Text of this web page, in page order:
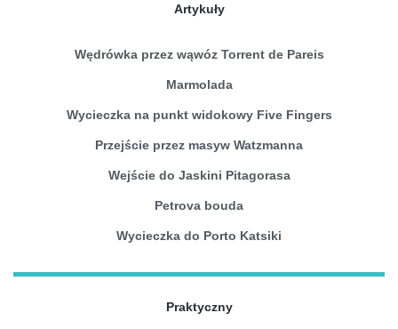
Artykuły
Wędrówka przez wąwóz Torrent de Pareis
Marmolada
Wycieczka na punkt widokowy Five Fingers
Przejście przez masyw Watzmanna
Wejście do Jaskini Pitagorasa
Petrova bouda
Wycieczka do Porto Katsiki
Praktyczny